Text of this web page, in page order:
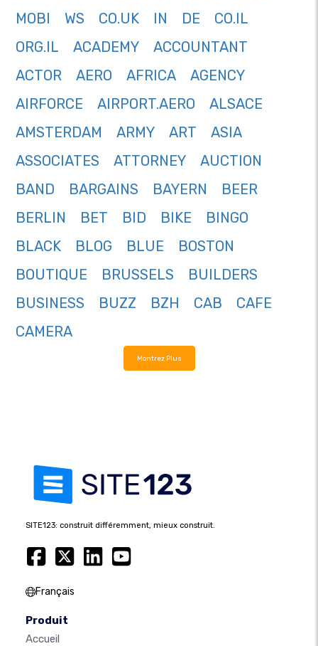
MOBI
WS CO.UK IN DE
CO.IL
ORG.IL
ACADEMY
ACCOUNTANT
ACTOR
AERO AFRICA
AGENCY
AIRFORCE
AIRPORT.AERO
ALSACE
AMSTERDAM
ARMY ART
ASIA
ASSOCIATES
ATTORNEY
AUCTION
BAND
BARGAINS BAYERN
BEER
BERLIN
BET BID BIKE
BINGO
BLACK
BLOG BLUE
BOSTON
BOUTIQUE
BRUSSELS
BUILDERS
BUSINESS
BUZZ BZH CAB
CAFE
CAMERA
Montrez Plus
SITE123: construit différemment, mieux construit.
Français
Produit
Accueil